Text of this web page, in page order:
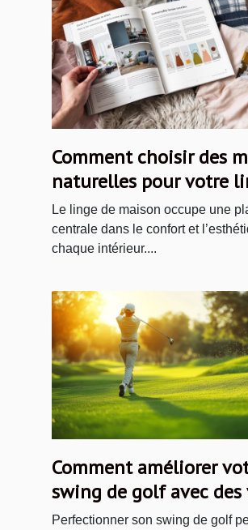
Comment choisir des
naturelles pour votre
maison ?
Le linge de maison occupe une
centrale dans le confort et
chaque intérieur....
Comment améliorer
swing de golf avec des
en ligne
Perfectionner son swing de golf